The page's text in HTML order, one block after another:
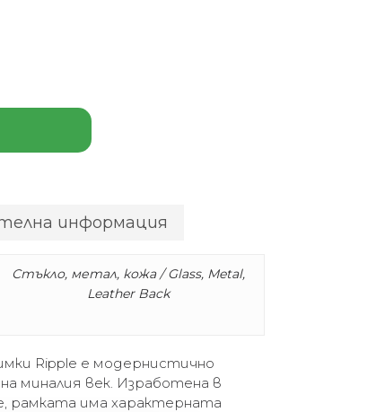
информация
Стъкло, метал, кожа / Glass, Metal,
Leather Back
Ripple е модернистично
миналия век. Изработена в
рамката има характерната